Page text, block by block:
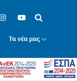
Τα νέα μας